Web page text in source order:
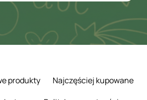
produkty
Najczęściej kupowane